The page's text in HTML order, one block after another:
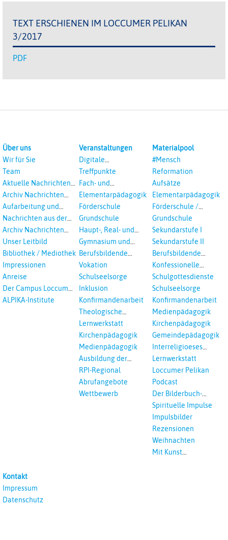
TEXT ERSCHIENEN IM LOCCUMER PELIKAN
3/2017
PDF
Über uns
Wir für Sie
Team
Aktuelle Nachrichten
aus dem RPI
Archiv Nachrichten
aus dem RPI ab 2018
Aufarbeitung und
Prävention
Landeskirche und EKD
Nachrichten aus der
Landeskirche
Archiv Nachrichten
aus der Landeskirche
Unser Leitbild
Bibliothek / Mediothek
Impressionen
Anreise
Der Campus Loccum
und Loccumer
ALPIKA-Institute
Veranstaltungen
Digitale
Veranstaltungen
Treffpunkte
Fach- und
Studientagungen
Elementarpädagogik
Förderschule
Grundschule
Haupt-, Real- und
Oberschule
Gymnasium und
Gesamtschule
Berufsbildende
Schulen
Vokation
Schulseelsorge
Inklusion
Konfirmandenarbeit
Theologische
Fortbildungen,
Interreligöses Lernen
Lernwerkstatt
Kirchenpädagogik
Medienpädagogik
Ausbildung der
Vikar*innen
RPI-Regional
Abrufangebote
Wettbewerb
Materialpool
#Mensch
Reformation
Aufsätze
Elementarpädagogik
Förderschule /
Inklusion
Grundschule
Sekundarstufe I
Sekundarstufe II
Berufsbildende
Schulen
Konfessionelle
Kooperation
Schulgottesdienste
Schulseelsorge
Konfirmandenarbeit
Medienpädagogik
Kirchenpädagogik
Gemeindepädagogik
Interreligioeses
Lernen
Lernwerkstatt
Loccumer Pelikan
Podcast
Der Bilderbuch-
Podcast
Spirituelle Impulse
Impulsbilder
Rezensionen
Weihnachten
Mit Kunst
Kontakt
Impressum
Datenschutz